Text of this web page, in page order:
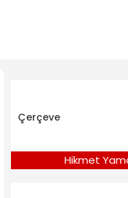
Çerçeve
Hikmet